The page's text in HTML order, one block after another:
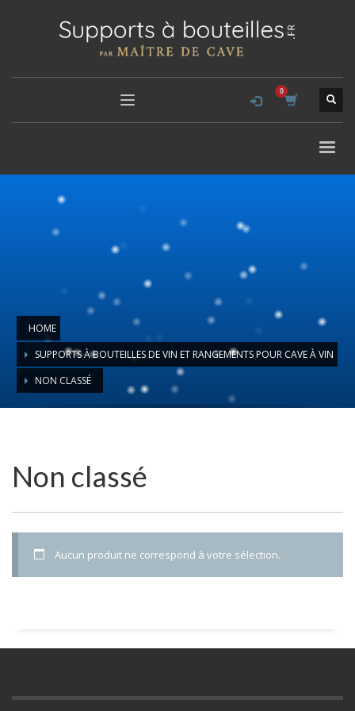
HOME
SUPPORTS À BOUTEILLES DE VIN ET RANGEMENTS POUR CAVE À VIN
NON CLASSÉ
Non classé
Aucun produit ne correspond à votre sélection.